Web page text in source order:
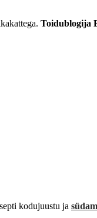
Toidublogija
kodujuustu ja